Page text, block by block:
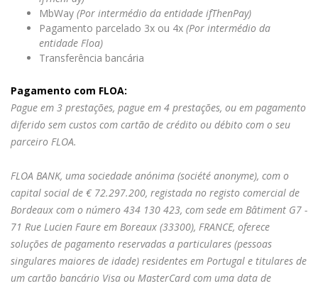
MbWay (Por intermédio da entidade ifThenPay)
Pagamento parcelado 3x ou 4x (Por intermédio da
entidade Floa)
Transferência bancária
Pagamento com FLOA:
Pague em 3 prestações, pague em 4 prestações, ou em pagamento
diferido sem custos com cartão de crédito ou débito com o seu
parceiro FLOA.
FLOA BANK, uma sociedade anónima (société anonyme), com o
capital social de € 72.297.200, registada no registo comercial de
Bordeaux com o número 434 130 423, com sede em Bâtiment G7 -
71 Rue Lucien Faure em Boreaux (33300), FRANCE, oferece
soluções de pagamento reservadas a particulares (pessoas
singulares maiores de idade) residentes em Portugal e titulares de
um cartão bancário Visa ou MasterCard com uma data de